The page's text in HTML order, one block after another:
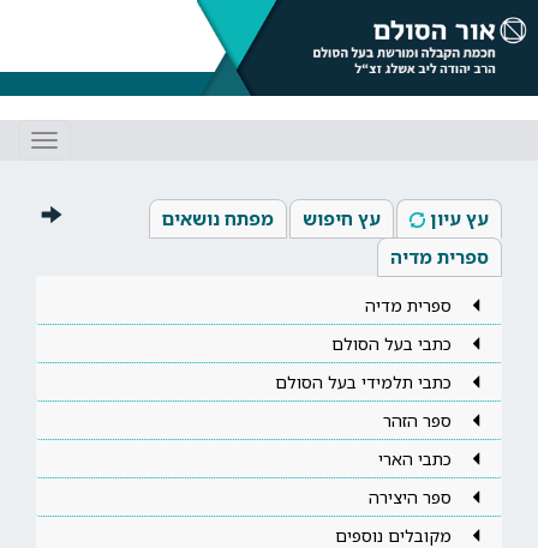
עץ עיון עץ חיפוש
מפתח נושאים
ספרית מדיה
ספרית מדיה
כתבי בעל הסולם
כתבי תלמידי בעל הסולם
ספר הזהר
כתבי הארי
ספר היצירה
מקובלים נוספים